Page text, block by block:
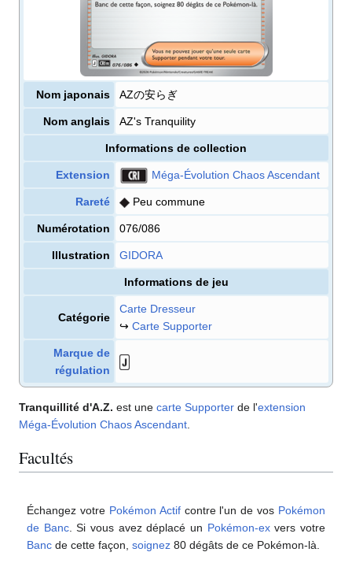
Nom japonais AZの安らぎ
Nom anglais AZ's Tranquility
Informations de collection
Extension Méga-Évolution Chaos Ascendant
Rareté Peu commune
Numérotation 076/086
Illustration GIDORA
Informations de jeu
Catégorie
Carte Dresseur
↪ Carte Supporter
Marque de
régulation
Tranquillité d'A.Z. est une carte Supporter de l'extension
Méga-Évolution Chaos Ascendant
Facultés
Échangez votre Pokémon Actifcontre l'un de vos Pokémon
de Banc. Si vous avez déplacé un Pokémon-exvers votre
Banc de cette façon, soignez 80 dégâts de ce Pokémon-là.